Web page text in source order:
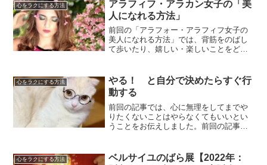
ね…」そんな...
心をラクにする方法
アラフィフ・アラカン女子の「美
人になれる方法」
前回の「アラフォー・アラフィフ女子の
美人になれる方法」では、背筋をのばし
て歩いたり、嬉しい・楽しいことをどん
もいつも充実していて生きやすくなれる
ことをお伝えしました。 ⇒...
心をラクにする方法
やる！ と自分で決めたらすぐ行
動する
前回の記事では、心に無理をしてまでや
りたくないことはやらなくてもいいとい
うことをお伝えしました。前回の記事
は本当にそのように感じていて、そのよ
心をラクにする方法
ベルサイユのばら展【2022年：